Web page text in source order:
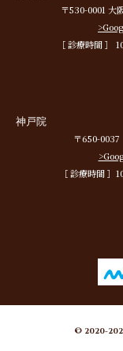
〒530-0001 大
［ 診療時間 ］
神戸院
〒650-
［ 診療時間 ］
© 2020-